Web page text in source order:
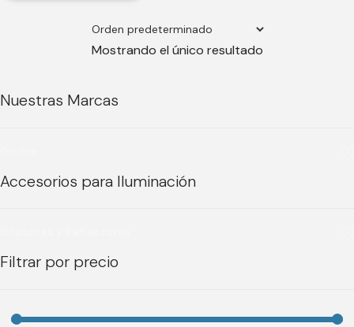
Mostrando el único resultado
Nuestras Marcas
Accesorios para Iluminación
Filtrar por precio